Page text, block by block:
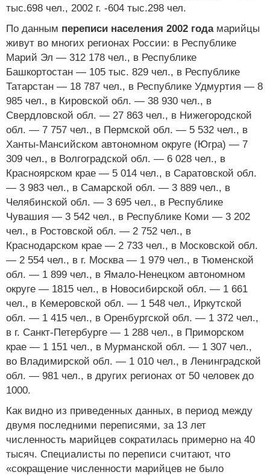
тыс.698 чел., 2002 г. -604 тыс.298 чел.
По данным переписи населения 2002 годамарийцы
живут во многих регионах России: в Республике
Марий Эл — 312 178 чел., в Республике
Башкортостан — 105 тыс. 829 чел., в Республике
Татарстан — 18 787 чел., в Республике Удмуртия — 8
985 чел., в Кировской обл. — 38 930 чел., в
Свердловской обл. — 27 863 чел., в Нижегородской
обл. — 7 757 чел., в Пермской обл. — 5 532 чел., в
Ханты-Мансийском автономном округе (Югра) — 7
309 чел., в Волгоградской обл. — 6 028 чел., в
Красноярском крае — 5 014 чел., в Саратовской обл.
— 3 983 чел., в Самарской обл. — 3 889 чел., в
Челябинской обл. — 3 695 чел., в Республике
Чувашия — 3 542 чел., в Республике Коми — 3 202
чел., в Ростовской обл. — 2 752 чел., в
Краснодарском крае — 2 733 чел., в Московской обл.
— 2 554 чел., в г. Москва — 1 979 чел., в Тюменской
обл. — 1 899 чел., в Ямало-Ненецком автономном
округе — 1815 чел., в Новосибирской обл. — 1 661
чел., в Кемеровской обл. — 1 548 чел., Иркутской
обл. — 1 415 чел., в Оренбургской обл. — 1 372 чел.,
в г. Санкт-Петербурге — 1 288 чел., в Приморском
крае — 1 151 чел., в Мурманской обл. — 1 307 чел.,
во Владимирской обл. — 1 010 чел., в Ленинградской
обл. — 981 чел., в других регионах от 50 человек до
1000.
Как видно из приведенных данных, в период между
двумя последними переписями, за 13 лет
численность марийцев сократилась примерно на 40
тысяч. Специалисты по переписи считают, что
«сокращение численности марийцев не было